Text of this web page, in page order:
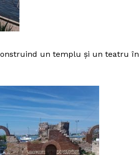
Politica de Confidențialitate
Contact
Despre mine
un templu şi un teatru în